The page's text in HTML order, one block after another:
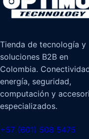
Tienda de tecnología y
soluciones B2B en
Colombia.
energía, seguridad,
computación y
especializados.
+57 (601) 508 5475